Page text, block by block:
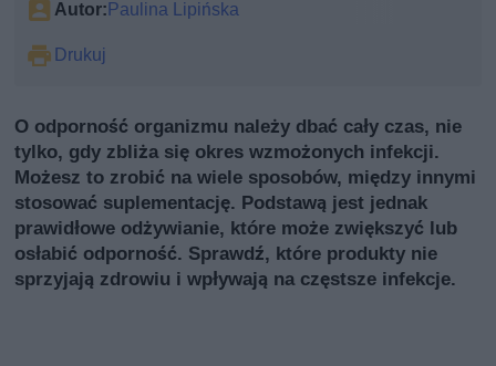
Autor:Paulina Lipińska
Drukuj
O odporność organizmu należy dbać cały czas, nie
tylko, gdy zbliża się okres wzmożonych infekcji.
Możesz to zrobić na wiele sposobów, między innymi
stosować suplementację. Podstawą jest jednak
prawidłowe odżywianie, które może zwiększyć lub
osłabić odporność. Sprawdź, które produkty nie
sprzyjają zdrowiu i wpływają na częstsze infekcje.